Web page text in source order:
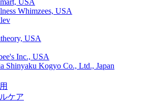
Whimzees, USA
USA
Inc., USA
Shinyaku Kogyo Co., Ltd., Japan
ケア